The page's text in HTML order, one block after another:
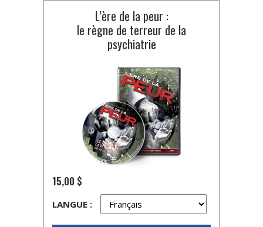
L’ère de la peur :
le règne de terreur de la
psychiatrie
15,00 $
LANGUE :